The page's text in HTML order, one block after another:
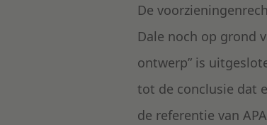
De
Dale noch op grond
ontwerp” is
tot de conclusie dat
de referentie van